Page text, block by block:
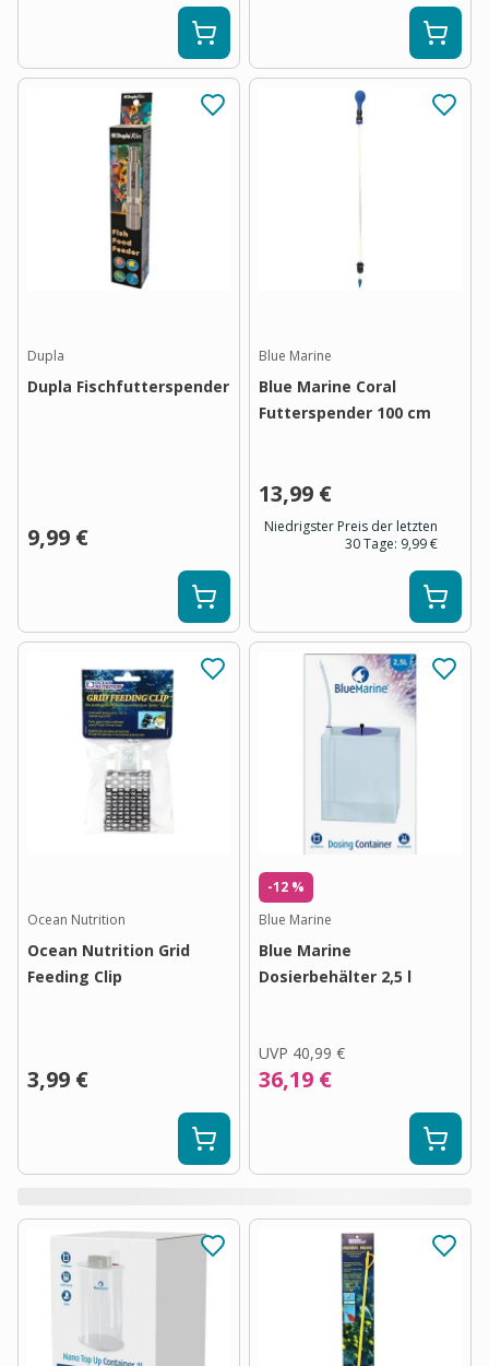
Dupla
Dupla Fischfutterspender
9,99 €
Blue Marine
Blue Marine Coral
Futterspender 100 cm
13,99 €
Niedrigster Preis der letzten
30 Tage: 9,99 €
Ocean Nutrition
Ocean Nutrition Grid
Feeding Clip
3,99 €
-12 %
Blue Marine
Blue Marine
Dosierbehälter 2,5 l
UVP 40,99 €
36,19 €